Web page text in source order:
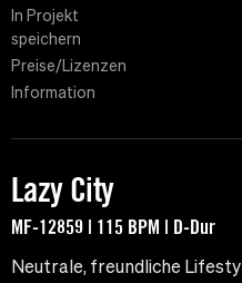
In Projekt
speichern
Preise/Lizenzen
Information
Lazy City
MF-12859 | 115 BPM | D-Dur
Neutrale, freundliche